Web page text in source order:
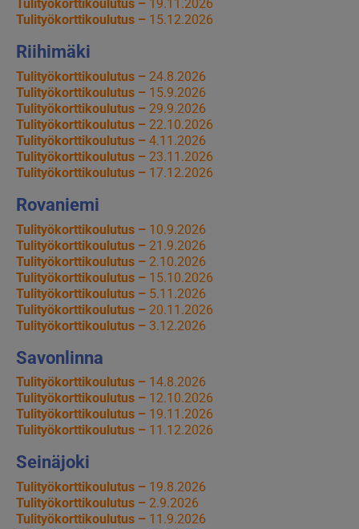
Tulityökorttikoulutus – 19.11.2026
Tulityökorttikoulutus – 15.12.2026
Riihimäki
Tulityökorttikoulutus – 24.8.2026
Tulityökorttikoulutus – 15.9.2026
Tulityökorttikoulutus – 29.9.2026
Tulityökorttikoulutus – 22.10.2026
Tulityökorttikoulutus – 4.11.2026
Tulityökorttikoulutus – 23.11.2026
Tulityökorttikoulutus – 17.12.2026
Rovaniemi
Tulityökorttikoulutus – 10.9.2026
Tulityökorttikoulutus – 21.9.2026
Tulityökorttikoulutus – 2.10.2026
Tulityökorttikoulutus – 15.10.2026
Tulityökorttikoulutus – 5.11.2026
Tulityökorttikoulutus – 20.11.2026
Tulityökorttikoulutus – 3.12.2026
Savonlinna
Tulityökorttikoulutus – 14.8.2026
Tulityökorttikoulutus – 12.10.2026
Tulityökorttikoulutus – 19.11.2026
Tulityökorttikoulutus – 11.12.2026
Seinäjoki
Tulityökorttikoulutus – 19.8.2026
Tulityökorttikoulutus – 2.9.2026
Tulityökorttikoulutus – 11.9.2026